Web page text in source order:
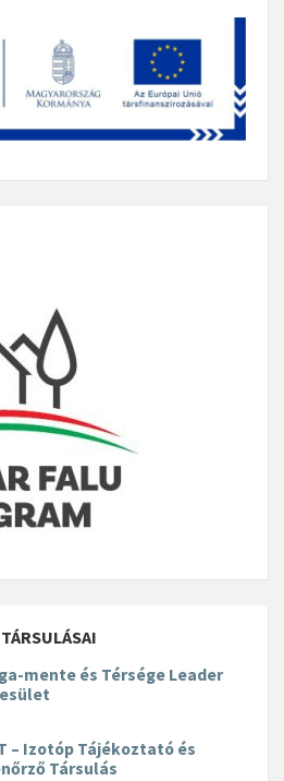
mente és Térsége Leader
– Izotóp Tájékoztató és
Társulás